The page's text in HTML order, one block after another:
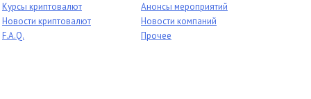
Курсы криптовалют
Новости криптовалют
F.A.Q.
Анонсы мероприятий
Новости компаний
Прочее